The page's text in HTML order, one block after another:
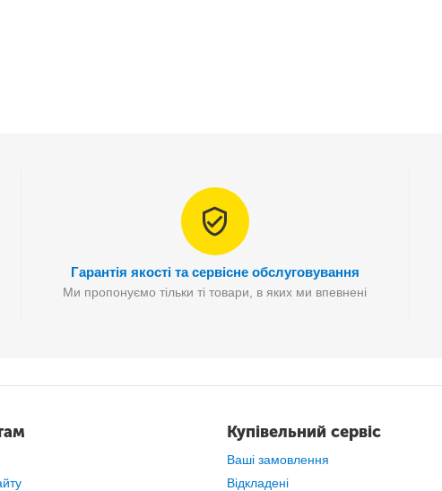
Гарантія якості та сервісне обслуговування
Ми пропонуємо тільки ті товари, в яких ми впевнені
Купівельний сервіс
Ваші замовлення
Відкладені